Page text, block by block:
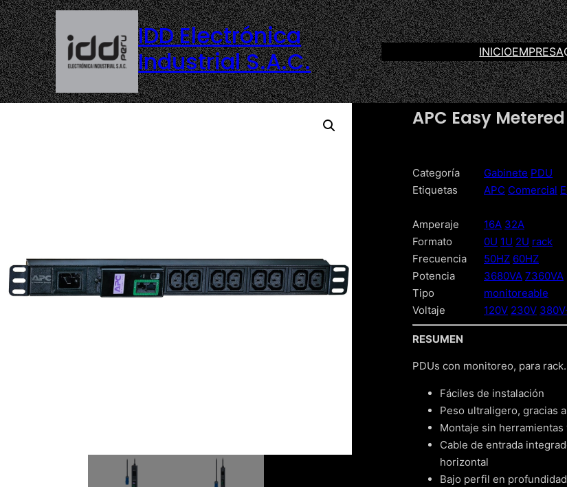
IDD Electrónica
Industrial S.A.C.
INICIOEMPRESA
APC Easy
Categoría Gabinete PDU
Etiquetas
APC Comercial
Amperaje 16A 32A
Formato
0U 1U 2U rack
Frecuencia
50HZ 60HZ
Potencia
3680VA 7360VA
Tipo
monitoreable
Voltaje
120V 230V
RESUMEN
PDUs con monitoreo, para rack.
Fáciles de instalación
Peso ultraligero, gracias
Montaje sin
Cable de entrada
horizontal
Bajo perfil en